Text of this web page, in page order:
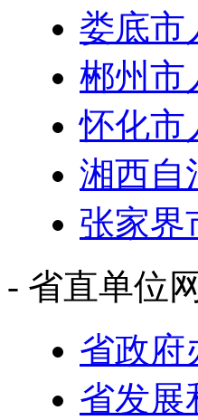
娄底市
郴州市
怀化市
湘西自
张家界
- 省直单位
省政府
省发展